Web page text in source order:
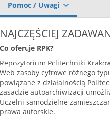
Pomoc / Uwagi
NAJCZĘŚCIEJ
Co oferuje RPK?
Repozytorium Politechniki
Web zasoby cyfrowe różnego
powiązane z działalnością
zasadzie autoarchiwizacji
Uczelni samodzielne
prawa autorskie.